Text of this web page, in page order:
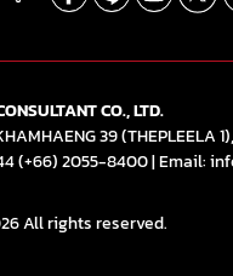
CO., LTD.
39 (THEPLEELA
(+66) 2055-8400|Email:
All rights reserved.